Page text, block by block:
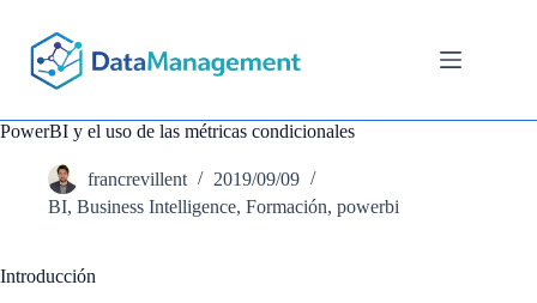
contenido
PowerBI y el uso de las métricas condicionales
francrevillent
2019/09/09
BI, Business Intelligence, Formación, powerbi
Introducción